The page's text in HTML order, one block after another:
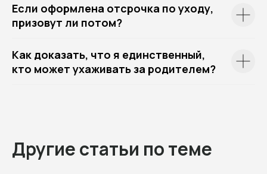
Если оформлена отсрочка по уходу,
призовут ли потом?
Как доказать, что я единственный,
кто может ухаживать за родителем?
Другие статьи по теме